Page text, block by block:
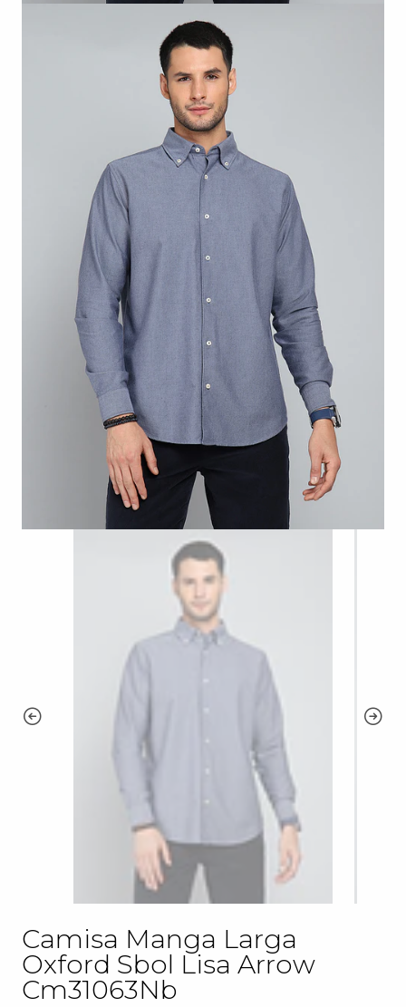
Camisa Manga Larga
Oxford Sbol Lisa Arrow
Cm31063Nb